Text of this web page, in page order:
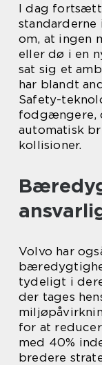
I dag
standarderne
om, at ingen
eller dø i en
sat sig et
har blandt
Safety-
fodgængere,
automatisk
kollisioner.
Volvo har
tydeligt i
der tages
for at
med 40%
bredere